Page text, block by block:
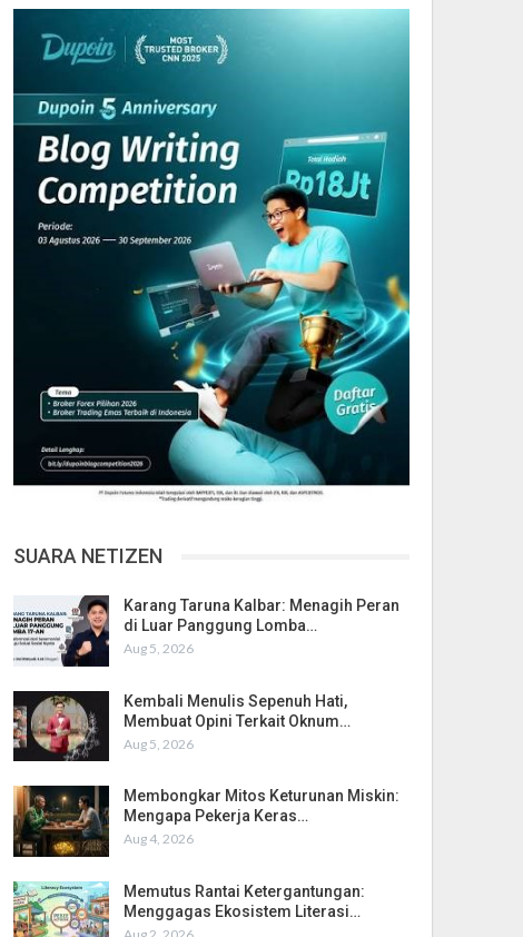
SUARA NETIZEN
Karang Taruna Kalbar: Menagih Peran
di Luar Panggung Lomba…
Aug 5, 2026
Kembali Menulis Sepenuh Hati,
Membuat Opini Terkait Oknum…
Aug 5, 2026
Membongkar Mitos Keturunan Miskin:
Mengapa Pekerja Keras…
Aug 4, 2026
Memutus Rantai Ketergantungan:
Menggagas Ekosistem Literasi…